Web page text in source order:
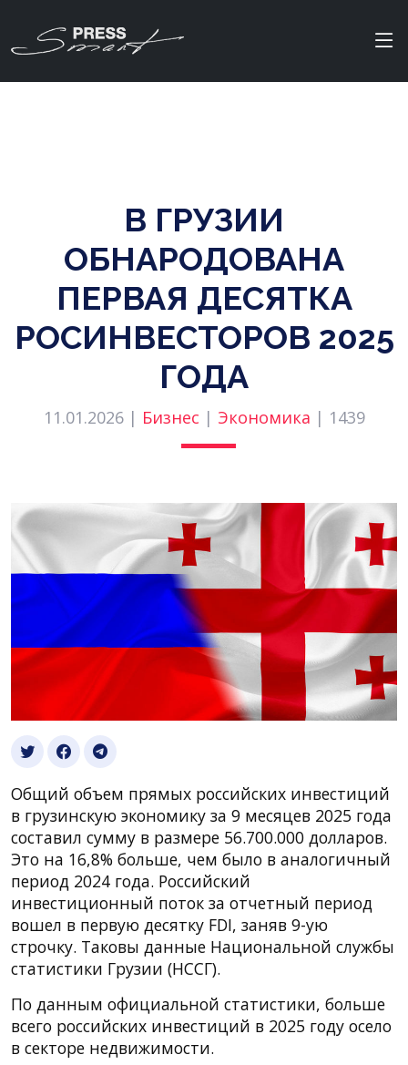
В ГРУЗИИ
ОБНАРОДОВАНА
ПЕРВАЯ ДЕСЯТКА
РОСИНВЕСТОРОВ 2025
ГОДА
11.01.2026 | Бизнес | Экономика | 1439
Общий объем прямых российских инвестиций
в грузинскую экономику за 9 месяцев 2025 года
составил сумму в размере 56.700.000 долларов.
Это на 16,8% больше, чем было в аналогичный
период 2024 года. Российский
инвестиционный поток за отчетный период
вошел в первую десятку FDI, заняв 9-ую
строчку. Таковы данные Национальной службы
статистики Грузии (НССГ).
По данным официальной статистики, больше
всего российских инвестиций в 2025 году осело
в секторе недвижимости.